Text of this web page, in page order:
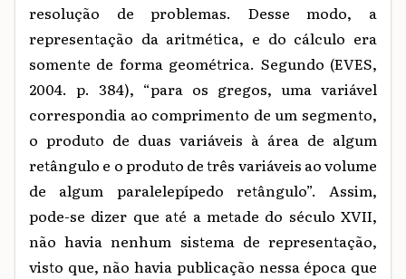
resolução de problemas. Desse modo, a
representação da aritmética, e do cálculo era
somente de forma geométrica. Segundo (EVES,
2004. p. 384), “para os gregos, uma variável
correspondia ao comprimento de um segmento,
o produto de duas variáveis à área de algum
retângulo e o produto de três variáveis ao volume
de algum paralelepípedo retângulo”. Assim,
pode-se dizer que até a metade do século XVII,
não havia nenhum sistema de representação,
visto que, não havia publicação nessa época que